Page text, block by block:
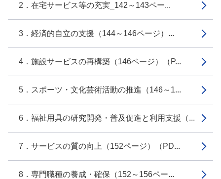
2．在宅サービス等の充実_142～143ペー...
3．経済的自立の支援（144～146ページ）...
4．施設サービスの再構築（146ページ）（P...
5．スポーツ・文化芸術活動の推進（146～1...
6．福祉用具の研究開発・普及促進と利用支援（...
7．サービスの質の向上（152ページ）（PD...
8．専門職種の養成・確保（152～156ペー...